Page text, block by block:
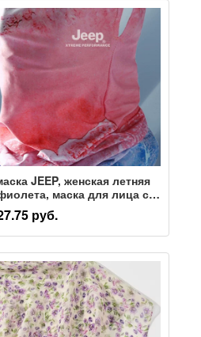
JEEP, женская летняя
маска для лица с
для верховой езды,
нагрудник для женщин
руб.